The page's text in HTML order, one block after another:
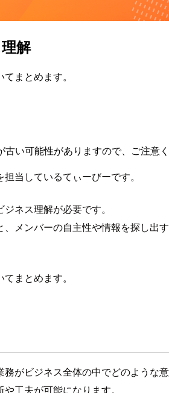
解
まとめます。
い可能性がありますので、ご注意く
担当しているてぃーびーです。
ネス理解が必要です。
メンバーの自主性や情報を探し
まとめます。
がビジネス全体の中でどのよう
工夫が可能になります。